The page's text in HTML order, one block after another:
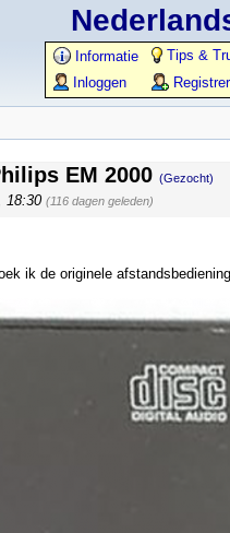
Informatie
Tips &
Inloggen
EM 2000 (Gezocht)
18:30 (116 dagen geleden)
ik de originele